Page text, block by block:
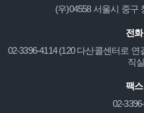
(우)04558 서울시 중구
전화
02-3396-4114 (120 다산콜센터로
직
팩스
02-